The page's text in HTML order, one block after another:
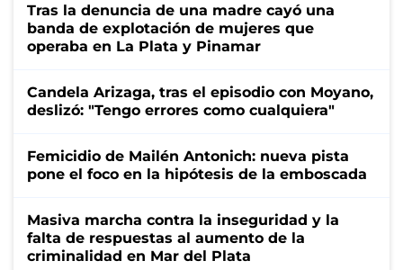
Tras la denuncia de una madre cayó una
banda de explotación de mujeres que
operaba en La Plata y Pinamar
Candela Arizaga, tras el episodio con Moyano,
deslizó: "Tengo errores como cualquiera"
Femicidio de Mailén Antonich: nueva pista
pone el foco en la hipótesis de la emboscada
Masiva marcha contra la inseguridad y la
falta de respuestas al aumento de la
criminalidad en Mar del Plata